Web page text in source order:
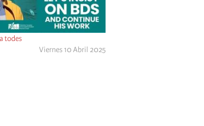
todes
Viernes 10 Abril 2025